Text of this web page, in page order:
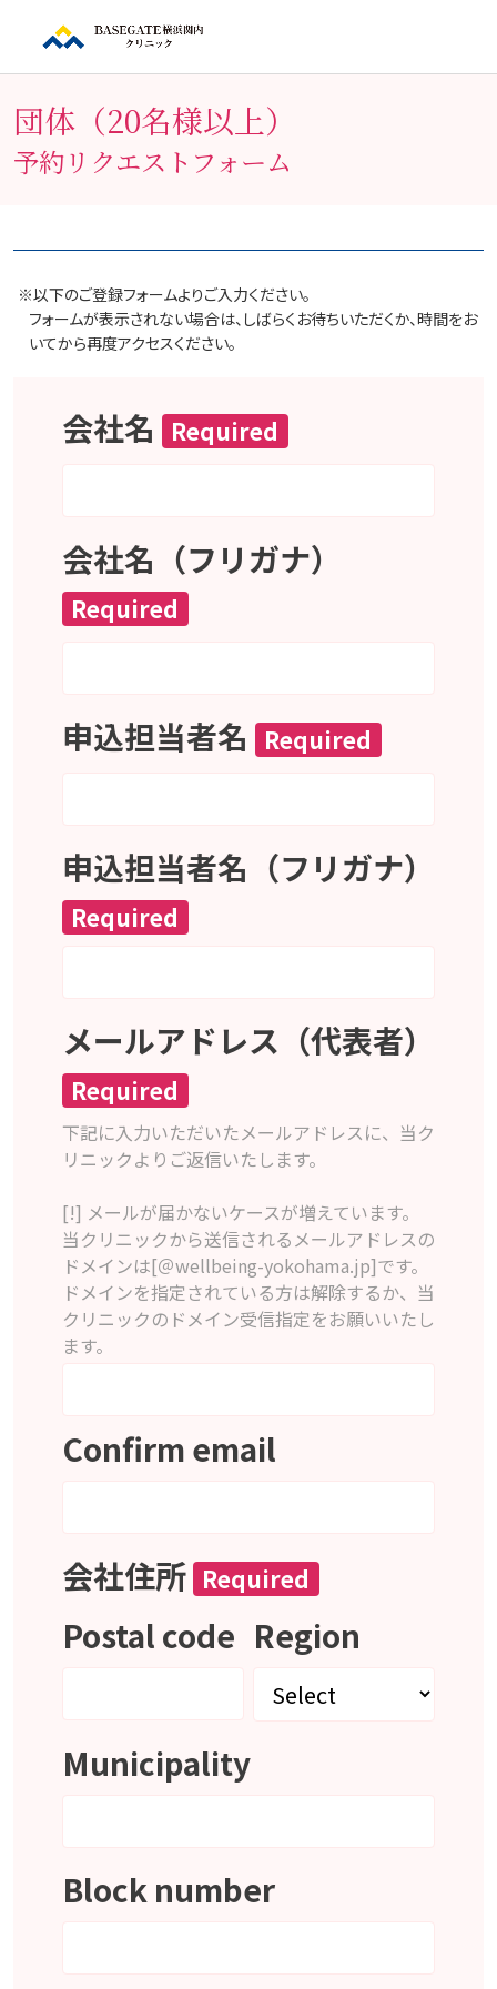
団体（20名様以上）
予約リクエストフォーム
※以下のご登録フォームよりご入力ください。
フォームが表示されない場合は、しばらくお待ちいただくか、時間をお
いてから再度アクセスください。